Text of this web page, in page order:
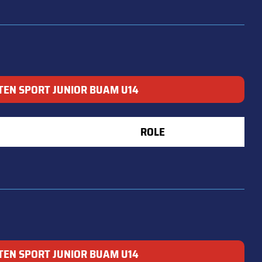
SPORT JUNIOR BUAM U14
ROLE
SPORT JUNIOR BUAM U14